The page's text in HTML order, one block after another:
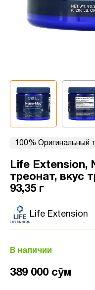
100% Оригинальный
Life Extension,
треонат, вкус
93,35 г
Life Extension
В наличии
389 000 сӯм